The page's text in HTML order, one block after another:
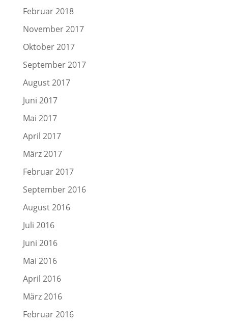
Februar 2018
November 2017
Oktober 2017
September 2017
August 2017
Juni 2017
Mai 2017
April 2017
März 2017
Februar 2017
September 2016
August 2016
Juli 2016
Juni 2016
Mai 2016
April 2016
März 2016
Februar 2016